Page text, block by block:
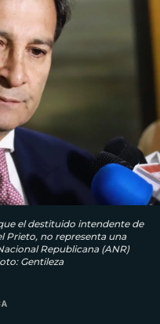
el destituido intendente de
Prieto, no representa una
Republicana (ANR)
Gentileza